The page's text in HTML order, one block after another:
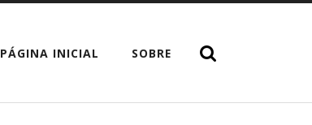
PÁGINA INICIAL SOBRE